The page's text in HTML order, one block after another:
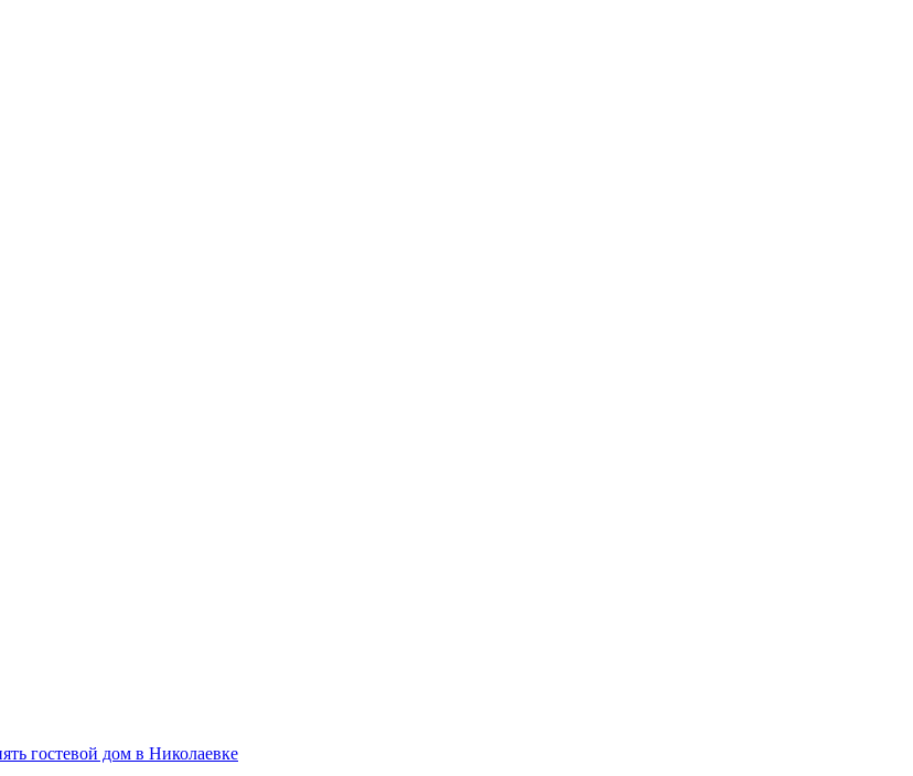
гостевой дом в Николаевке